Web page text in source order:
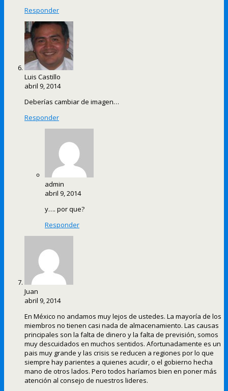
Responder
Luis Castillo
abril 9, 2014
Deberías cambiar de imagen…
Responder
admin
abril 9, 2014
y…. por que?
Responder
Juan
abril 9, 2014
En México no andamos muy lejos de ustedes. La mayoría de los
miembros no tienen casi nada de almacenamiento. Las causas
principales son la falta de dinero y la falta de previsión, somos
muy descuidados en muchos sentidos. Afortunadamente es un
pais muy grande y las crisis se reducen a regiones por lo que
siempre hay parientes a quienes acudir, o el gobierno hecha
mano de otros lados. Pero todos haríamos bien en poner más
atención al consejo de nuestros lideres.